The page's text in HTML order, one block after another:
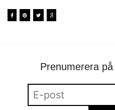
Prenumerera